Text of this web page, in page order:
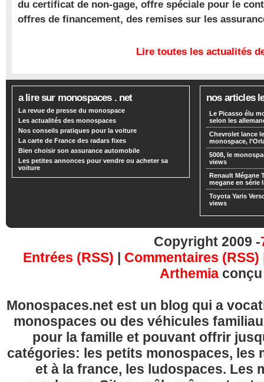
du certificat de non-gage, offre spéciale pour le
offres de financement, des remises sur les
Lire toutes les actualités
a lire sur monospaces . net
La revue de presse du monospace
Les actualités des monospaces
Nos conseils pratiques pour la voiture
La carte de France des radars fixes
Bien choisir son assurance automobile
Les petites annonces pour vendre ou acheter sa
voiture
nos articles
Le Picasso élu
selon les
Chevrolet lance
monospace,
5008, le
views
Renault Mégane
megane en série
Toyota Yaris
views
Copyright 2009 -
Entrées (RSS) | Commentaires (RSS)
Arthemia
Monospaces.net est un blog qui a
monospaces ou des véhicules
pour la famille et pouvant offrir
catégories: les petits monospaces, les
et à la france, les ludospaces. Les